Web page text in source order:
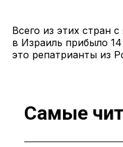
Всего из этих стран
в Израиль прибыло
это репатрианты из
Самые